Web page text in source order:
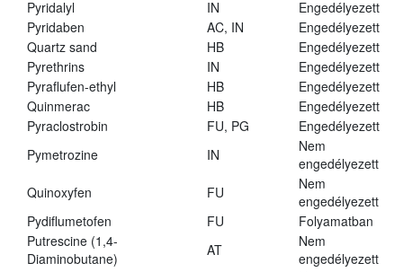
Pyridalyl
IN
Engedélyezett
Pyridaben
AC, IN
Engedélyezett
Quartz sand
HB
Engedélyezett
Pyrethrins
IN
Engedélyezett
Pyraflufen-ethyl
HB
Engedélyezett
Quinmerac
HB
Engedélyezett
Pyraclostrobin
FU, PG
Engedélyezett
Pymetrozine
IN
Nem
engedélyezett
Quinoxyfen
FU
Nem
engedélyezett
Pydiflumetofen
FU
Folyamatban
Putrescine (1,4-
Diaminobutane)
AT
Nem
engedélyezett